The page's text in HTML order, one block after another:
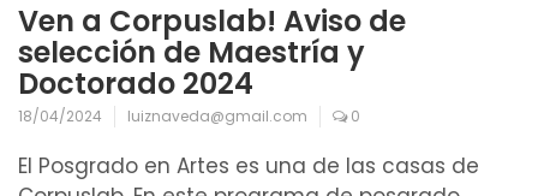
Ven a Corpuslab! Aviso de
selección de Maestría y
Doctorado 2024
18/04/2024 luiznaveda@gmail.com 0
El Posgrado en Artes es una de las casas de